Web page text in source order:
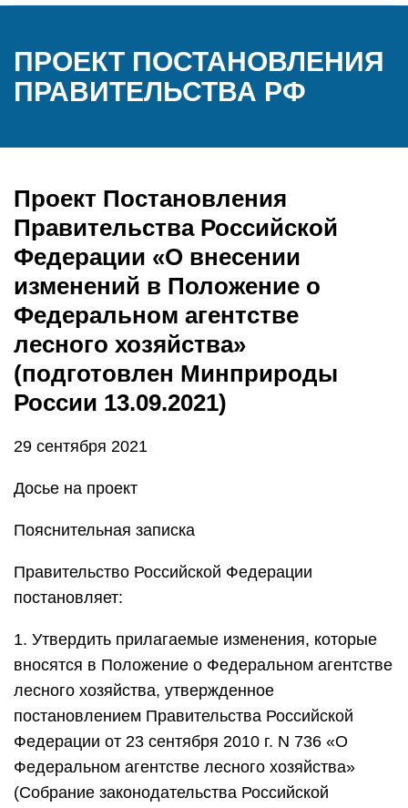
ПРОЕКТ ПОСТАНОВЛЕНИЯ
ПРАВИТЕЛЬСТВА РФ
Проект Постановления
Правительства Российской
Федерации «О внесении
изменений в Положение о
Федеральном агентстве
лесного хозяйства»
(подготовлен Минприроды
России 13.09.2021)
29 сентября 2021
Досье на проект
Пояснительная записка
Правительство Российской Федерации
постановляет:
1. Утвердить прилагаемые изменения, которые
вносятся в Положение о Федеральном агентстве
лесного хозяйства, утвержденное
постановлением Правительства Российской
Федерации от 23 сентября 2010 г. N 736 «О
Федеральном агентстве лесного хозяйства»
(Собрание законодательства Российской